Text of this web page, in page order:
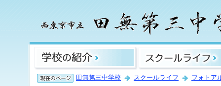
田無第三中学校 スクールライフ フォトア